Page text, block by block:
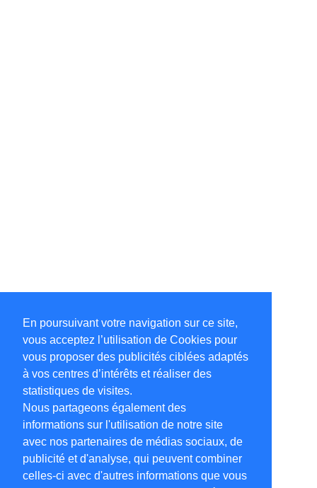
En poursuivant votre navigation sur ce site,
vous acceptez l’utilisation de Cookies pour
vous proposer des publicités ciblées adaptés
à vos centres d’intérêts et réaliser des
statistiques de visites.
Nous partageons également des
informations sur l'utilisation de notre site
avec nos partenaires de médias sociaux, de
publicité et d'analyse, qui peuvent combiner
celles-ci avec d'autres informations que vous